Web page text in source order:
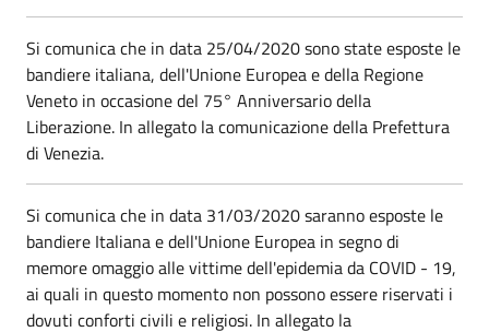
Si comunica che in data 25/04/2020 sono state esposte le
bandiere italiana, dell'Unione Europea e della Regione
Veneto in occasione del 75° Anniversario della
Liberazione. In allegato la comunicazione della Prefettura
di Venezia.
Si comunica che in data 31/03/2020 saranno esposte le
bandiere Italiana e dell'Unione Europea in segno di
memore omaggio alle vittime dell'epidemia da COVID - 19,
ai quali in questo momento non possono essere riservati i
dovuti conforti civili e religiosi. In allegato la